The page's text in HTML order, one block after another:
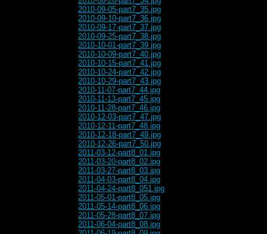
2010-09-05-part7_35.jpg
2010-09-10-part7_36.jpg
2010-09-17-part7_37.jpg
2010-09-25-part7_38.jpg
2010-10-01-part7_39.jpg
2010-10-09-part7_40.jpg
2010-10-15-part7_41.jpg
2010-10-24-part7_42.jpg
2010-10-29-part7_43.jpg
2010-11-07-part7_44.jpg
2010-11-13-part7_45.jpg
2010-11-28-part7_46.jpg
2010-12-03-part7_47.jpg
2010-12-11-part7_48.jpg
2010-12-18-part7_49.jpg
2010-12-26-part7_50.jpg
2011-03-12-part8_01.jpg
2011-03-20-part8_02.jpg
2011-03-27-part8_03.jpg
2011-04-03-part8_04.jpg
2011-04-24-part8_051.jpg
2011-05-01-part8_05.jpg
2011-05-14-part8_06.jpg
2011-05-28-part8_07.jpg
2011-06-04-part8_08.jpg